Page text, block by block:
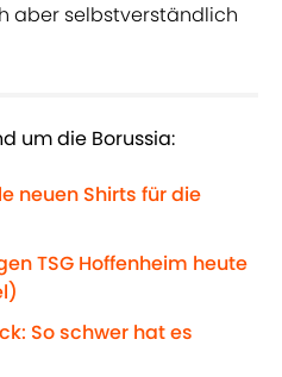
aber selbstverständlich
um die Borussia:
neuen Shirts für die
TSG Hoffenheim heute
So schwer hat es